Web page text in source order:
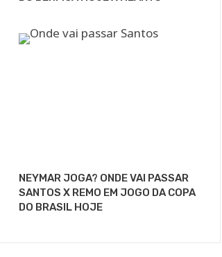
NEYMAR JOGA? ONDE VAI PASSAR
SANTOS X REMO EM JOGO DA COPA
DO BRASIL HOJE